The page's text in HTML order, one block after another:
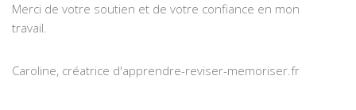
Merci de votre soutien et de votre confiance en mon
travail.
Caroline, créatrice d'apprendre-reviser-memoriser.fr